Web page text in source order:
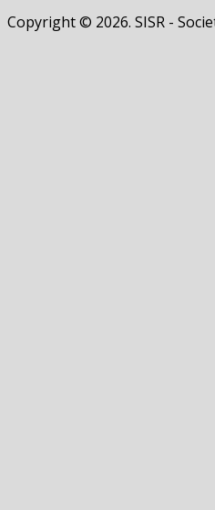
Copyright © 2026. SISR -